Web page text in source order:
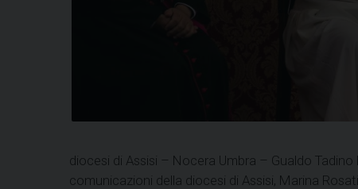
diocesi di Assisi – Nocera Umbra – Gualdo
comunicazioni della diocesi di Assisi, Marina